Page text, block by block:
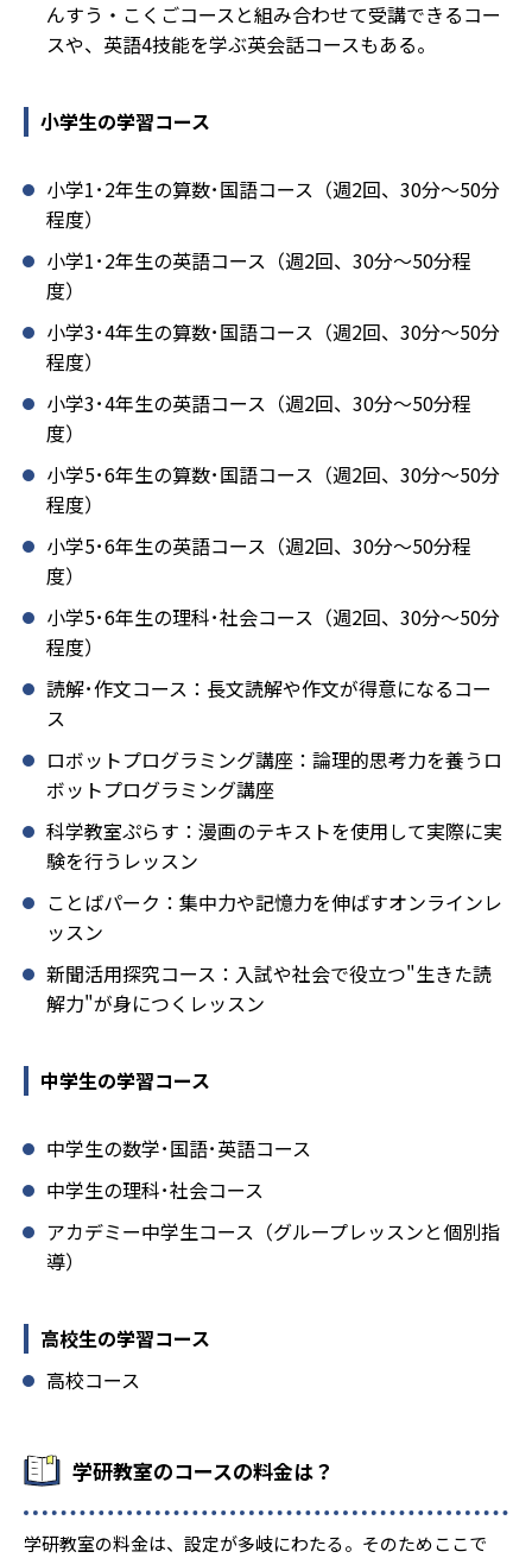
んすう・こくごコースと組み合わせて受講できるコー
スや、英語4技能を学ぶ英会話コースもある。
小学生の学習コース
小学1･2年生の算数･国語コース（週2回、30分～50分
程度）
小学1･2年生の英語コース（週2回、30分～50分程
度）
小学3･4年生の算数･国語コース（週2回、30分～50分
程度）
小学3･4年生の英語コース（週2回、30分～50分程
度）
小学5･6年生の算数･国語コース（週2回、30分～50分
程度）
小学5･6年生の英語コース（週2回、30分～50分程
度）
小学5･6年生の理科･社会コース（週2回、30分～50分
程度）
読解･作文コース：長文読解や作文が得意になるコー
ス
ロボットプログラミング講座：論理的思考力を養うロ
ボットプログラミング講座
科学教室ぷらす：漫画のテキストを使用して実際に実
験を行うレッスン
ことばパーク：集中力や記憶力を伸ばすオンラインレ
ッスン
新聞活用探究コース：入試や社会で役立つ"生きた読
解力"が身につくレッスン
中学生の学習コース
中学生の数学･国語･英語コース
中学生の理科･社会コース
アカデミー中学生コース（グループレッスンと個別指
導）
高校生の学習コース
高校コース
学研教室のコースの料金は？
学研教室の料金は、設定が多岐にわたる。そのためここで